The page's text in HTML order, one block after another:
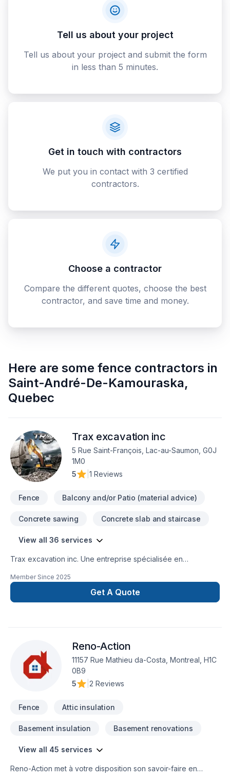
Tell us about your project
Tell us about your project and submit the form
in less than 5 minutes.
Get in touch with contractors
We put you in contact with 3 certified
contractors.
Choose a contractor
Compare the different quotes, choose the best
contractor, and save time and money.
Here are some fence contractors in
Saint-André-De-Kamouraska,
Quebec
Trax excavation inc
5 Rue Saint-François, Lac-au-Saumon, G0J
1M0
5
1 Reviews
Fence Balcony and/or Patio (material advice)
Concrete sawing Concrete slab and staircase
View all 36 services
Trax excavation inc. Une entreprise spécialisée en
soutènement, pavés unis, travaux de béton, drain français,
imperméabilisation de fondations et aussi, ventes de produits
tels que pavés, dalles, agrégats et plus. Service rapide et
Member Since 2025
Get A Quote
Reno-Action
11157 Rue Mathieu da-Costa, Montreal, H1C
0B9
5
2 Reviews
Fence Attic insulation
Basement insulation Basement renovations
View all 45 services
Reno-Action met à votre disposition son savoir-faire en